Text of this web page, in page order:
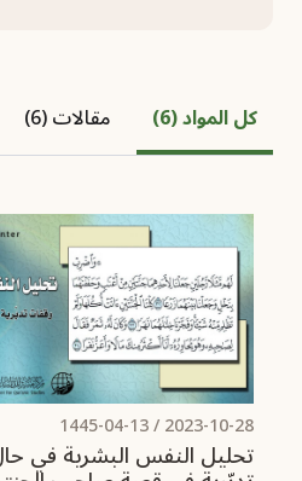
كل المواد (6) مقالات (6)
2023-10-28
/ 1445-04-13
تحليل النفس البشرية في